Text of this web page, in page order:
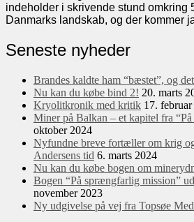
indeholder i skrivende stund omkring
Danmarks landskab, og der kommer
Seneste nyheder
Brandes kaldte ham “bæstet”, og
Nu kan du købe bind 2! 20. marts
Kryolitkronik med kritik 17.
Miner på Balkan – et kapitel fra
oktober 2024
Nyfundne breve fortæller om krig
Andersens tid 6. marts 2024
Nu kan du købe bogen om
Bogen “På sprængfarlig mission”
november 2023
Ny udgivelse på vej fra Topsøe